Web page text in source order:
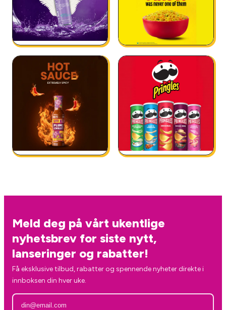
Meld deg på vårt ukentlige
nyhetsbrev for siste nytt,
lanseringer og rabatter!
Få eksklusive tilbud, rabatter og spennende nyheter direkte i
innboksen din hver uke.